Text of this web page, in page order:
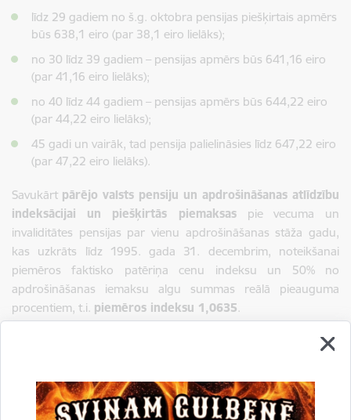
līdz 29 gadiem no š.g. oktobra pensijas piešķirtais apmērs
būs 638,1 eiro (par 38,1 eiro lielāks);
no 30 līdz 39 gadiem – pensijas apmērs būs 641,16 eiro
(par 41,16 eiro lielāks);
no 40 līdz 44 gadiem – pensijas apmērs būs 644,22 eiro
(par 44,22 eiro lielāks);
45 gadi un vairāk, tad pensija palielināsies līdz 647,22 eiro
(par 47,22 eiro lielāks).
Savukārt pārējo valsts pensiju un apdrošināšanas atlīdzību
indeksācijai
un piešķirtās piemaksas pie vecuma un
invaliditātes pensijas par vienu apdrošināšanas stāža gadu,
kas uzkrāts līdz 1995. gada 31. decembrim, noteikšanai
piemēros faktisko patēriņa cenu indeksu un 50% no
apdrošināšanas iemaksu algu summas reālā pieauguma
procentiem, t.i. piemēros indeksu 1,0635.
, attiecīgo indeksu piemēros piemaksas
1995. gada 31. decembrim un piemaksas apmēram 2,43 eiro
par katru apdrošināšanas stāža gadu līdz 1995. gada